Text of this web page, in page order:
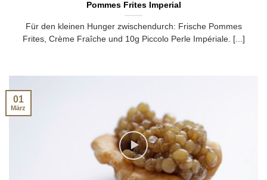
Pommes Frites Imperial
Für den kleinen Hunger zwischendurch: Frische Pommes
Frites, Crème Fraîche und 10g Piccolo Perle Impériale. [...]
01
März